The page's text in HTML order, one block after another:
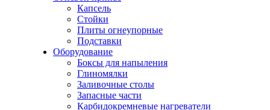
Капсель
Стойки
Плиты огнеупорные
Подставки
Оборудование
Боксы для напыления
Глиномялки
Заливочные столы
Запасные части
Карбидокремневые нагреватели